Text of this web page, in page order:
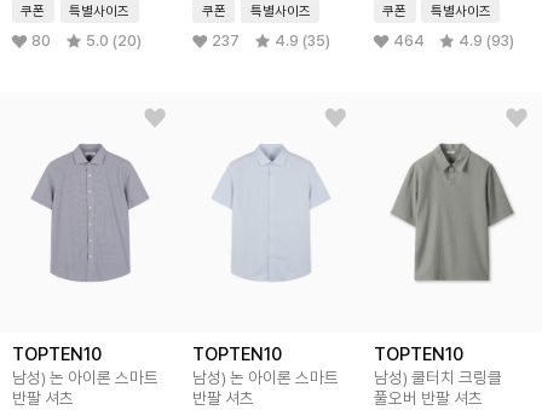
쿠폰 특별사이즈
80 5.0 (20)
쿠폰 특별사이즈
237 4.9 (35)
쿠폰 특별사이즈
464 4.9 (93)
TOPTEN10
남성) 논 아이론 스마트
반팔 셔츠
TOPTEN10
남성) 논 아이론 스마트
반팔 셔츠
TOPTEN10
남성) 쿨터치 크링클
풀오버 반팔 셔츠